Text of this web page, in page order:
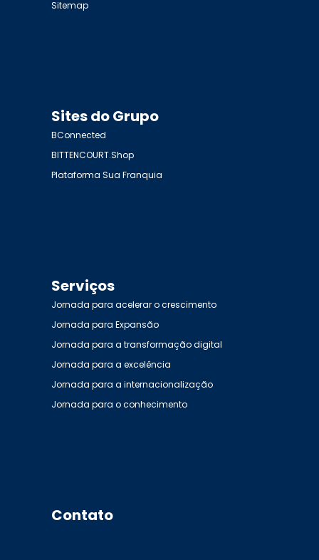
Sitemap
Sites do Grupo
BConnected
BITTENCOURT.Shop
Plataforma Sua Franquia
Serviços
Jornada para acelerar o crescimento
Jornada para Expansão
Jornada para a transformação digital
Jornada para a excelência
Jornada para a internacionalização
Jornada para o conhecimento
Contato